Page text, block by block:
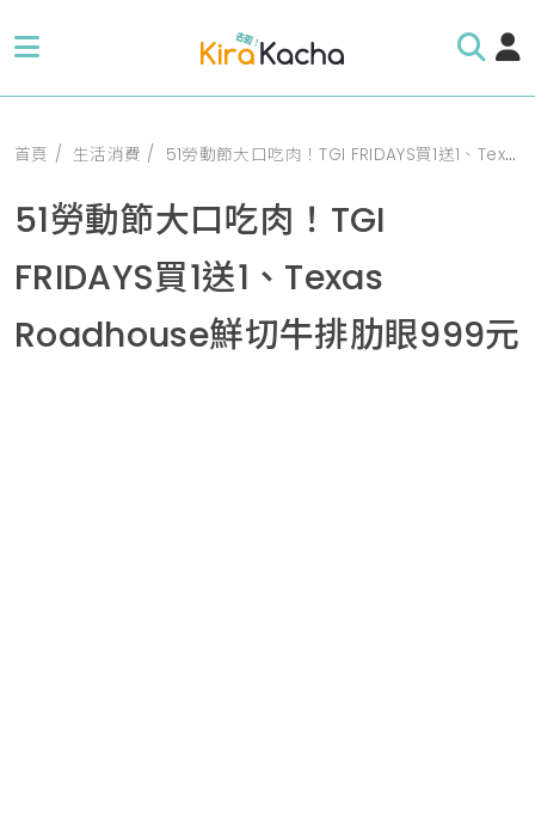
首頁 生活消費 51勞動節大口吃肉！TGI FRIDAYS買1送1、Texas Roadhouse鮮切牛排肋眼999元
51勞動節大口吃肉！TGI
FRIDAYS買1送1、Texas
Roadhouse鮮切牛排肋眼999元